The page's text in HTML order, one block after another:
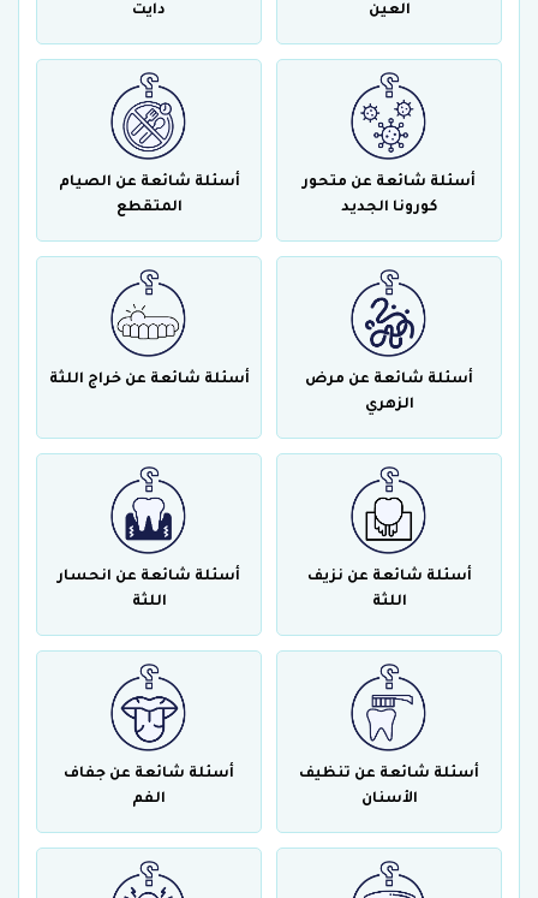
العين
دايت
أسئلة شائعة عن متحور
كورونا الجديد
أسئلة شائعة عن الصيام
المتقطع
أسئلة شائعة عن مرض
الزهري
أسئلة شائعة عن خراج اللثة
أسئلة شائعة عن نزيف
اللثة
أسئلة شائعة عن انحسار
اللثة
أسئلة شائعة عن تنظيف
الأسنان
أسئلة شائعة عن جفاف
الفم